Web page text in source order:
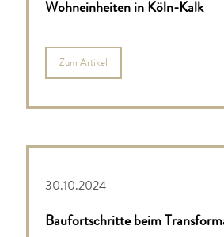
Wohneinheiten in Köln-Kalk
Zum Artikel
30.10.2024
Baufortschritte beim